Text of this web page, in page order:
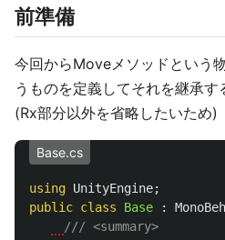
前準備
今回からMoveメソッドという
うものを定義してそれを継承す
(Rx部分以外を省略したいため)
Base.cs
using UnityEngine;
public class Base :
/// <summary>